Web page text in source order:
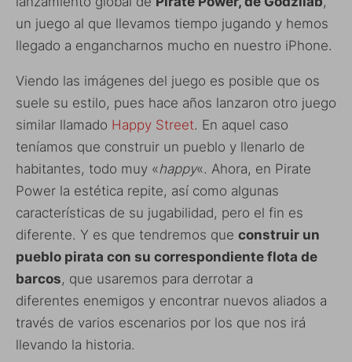
un juego al que llevamos tiempo jugando y hemos
llegado a engancharnos mucho en nuestro iPhone.
Viendo las imágenes del juego es posible que os
suele su estilo, pues hace años lanzaron otro juego
similar llamado Happy Street. En aquel caso
teníamos que construir un pueblo y llenarlo de
habitantes, todo muy «happy«. Ahora, en Pirate
Power la estética repite, así como algunas
características de su jugabilidad, pero el fin es
diferente. Y es que tendremos que construir un
pueblo pirata con su correspondiente flota de
barcos, que usaremos para derrotar a
diferentes enemigos y encontrar nuevos aliados a
través de varios escenarios por los que nos irá
llevando la historia.